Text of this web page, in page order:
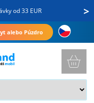
>
od 33 EUR
alebo Púzdro